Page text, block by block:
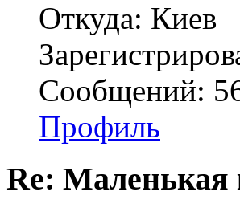
Откуда: Киев
Сообщений:
Профиль
Re: Маленькая